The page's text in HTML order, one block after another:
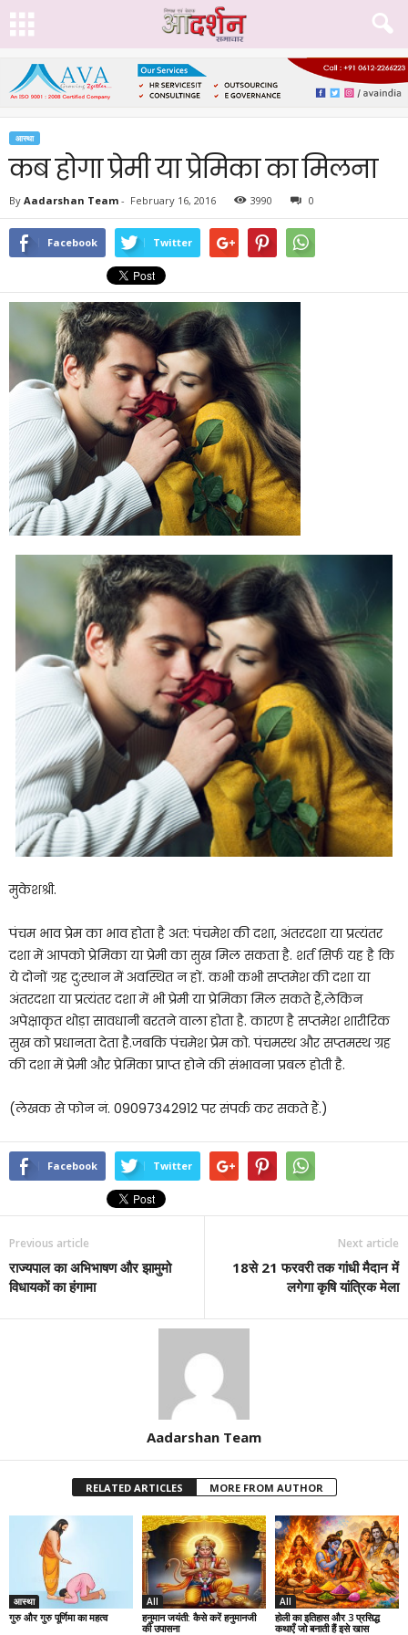
आस्था
कब होगा प्रेमी या प्रेमिका का मिलना
By Aadarshan Team - February 16, 2016 3990 0
Facebook Twitter
मुकेशश्री.
पंचम भाव प्रेम का भाव होता है अत: पंचमेश की दशा, अंतरदशा या प्रत्यंतर
दशा में आपको प्रेमिका या प्रेमी का सुख मिल सकता है. शर्त सिर्फ यह है कि
ये दोनों ग्रह दु:स्थान में अवस्थित न हों. कभी कभी सप्तमेश की दशा या
अंतरदशा या प्रत्यंतर दशा में भी प्रेमी या प्रेमिका मिल सकते हैं,लेकिन
अपेक्षाकृत थोड़ा सावधानी बरतने वाला होता है. कारण है सप्तमेश शारीरिक
सुख को प्रधानता देता है.जबकि पंचमेश प्रेम को. पंचमस्थ और सप्तमस्थ ग्रह
की दशा में प्रेमी और प्रेमिका प्राप्त होने की संभावना प्रबल होती है.
(लेखक से फोन नं. 09097342912 पर संपर्क कर सकते हैं.)
Facebook Twitter
Previous article
राज्यपाल का अभिभाषण और झामुमो
विधायकों का हंगामा
Next article
18से 21 फरवरी तक गांधी मैदान में
लगेगा कृषि यांत्रिक मेला
Aadarshan Team
RELATED ARTICLES MORE FROM AUTHOR
आस्था
गुरु और गुरु पूर्णिमा का महत्व
All
हनुमान जयंती: कैसे करें हनुमानजी
की उपासना
All
होली का इतिहास और 3 प्रसिद्ध
कथाएँ जो बनाती हैं इसे खास